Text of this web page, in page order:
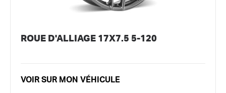
ROUE D'ALLIAGE 17X7.5 5-120
VOIR SUR MON VÉHICULE